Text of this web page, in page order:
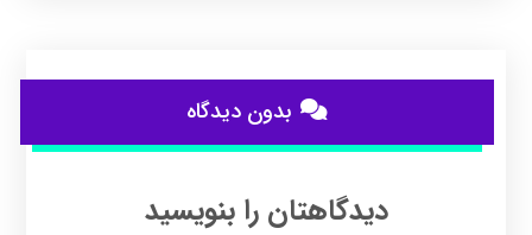
بدون دیدگاه
دیدگاهتان را بنویسید